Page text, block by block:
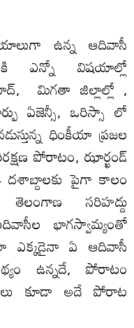
ఉన్న ఆదివాసీ
ఎన్నో విషయాల్లో
మిగతా జిల్లాల్లో ,
ఏజెన్సీ, ఒరిస్సా లో
ధింకీయా ప్రజల
పోరాటం, ఝార్ఖండ్
దశాబ్దాలకు పైగా కాలం
తెలంగాణ సరిహద్దు
భాగస్వామ్యంతో
ఎక్కడైనా ఏ ఆదివాసీ
ఉన్నదే, పోరాటం
కూడా అదే పోరాట